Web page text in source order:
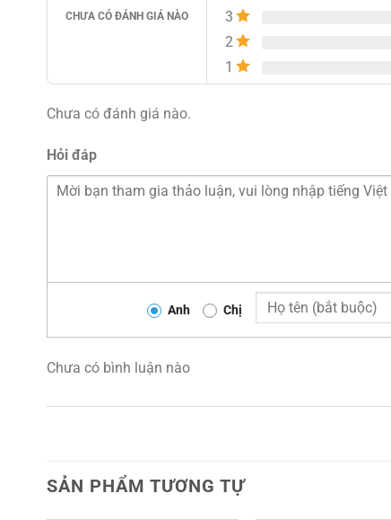
CHƯA CÓ ĐÁNH GIÁ NÀO
3
2
1
Chưa có đánh giá nào.
Hỏi đáp
Anh Chị
Chưa có bình luận nào
SẢN PHẨM TƯƠNG TỰ